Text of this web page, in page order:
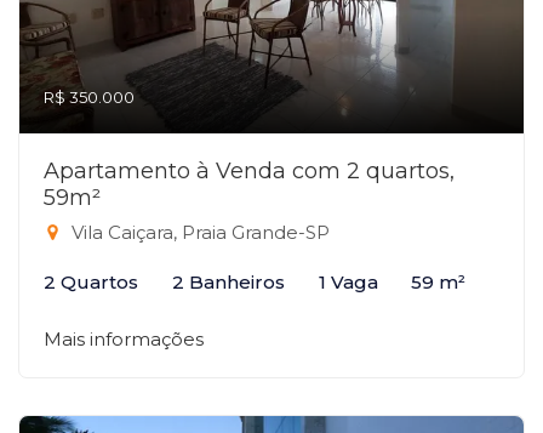
R$ 350.000
Apartamento à Venda com 2 quartos,
59m²
Vila Caiçara, Praia Grande-SP
2 Quartos 2 Banheiros 1 Vaga 59 m²
Mais informações